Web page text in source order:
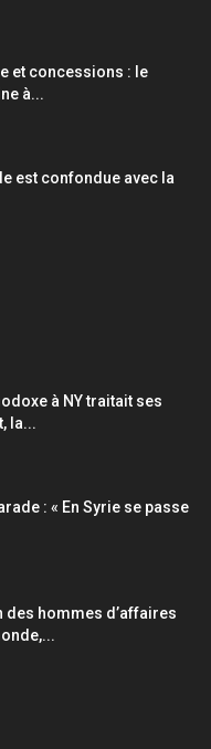
et concessions : le
à...
est confondue avec la
à NY traitait ses
la...
: « En Syrie se passe
des hommes d’affaires